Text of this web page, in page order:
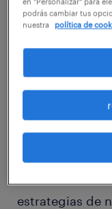
Staffing y
experiencia
Humanos.
de la
y Master en
Proyectos,
trayectoria en
donde ha
estrategias de
podrás cambiar tus
nuestra
política de